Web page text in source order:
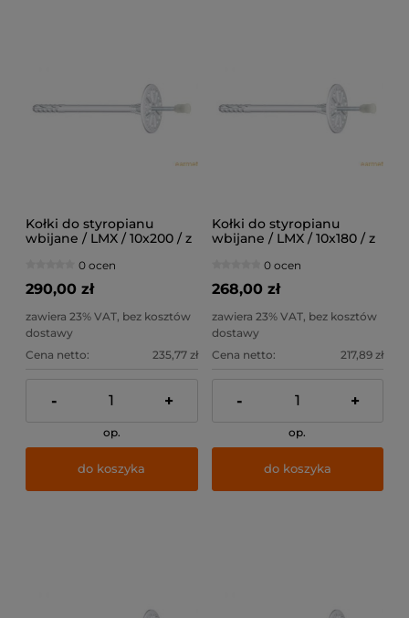
Kołki do styropianu
wbijane / LMX / 10x200 / z
krótką strefą rozpierania /
200szt
0 ocen
290,00 zł
zawiera 23% VAT, bez kosztów
dostawy
Cena netto:
235,77 zł
- +
op.
do koszyka
Kołki do styropianu
wbijane / LMX / 10x180 / z
krótką strefą rozpierania /
200szt
0 ocen
268,00 zł
zawiera 23% VAT, bez kosztów
dostawy
Cena netto:
217,89 zł
- +
op.
do koszyka